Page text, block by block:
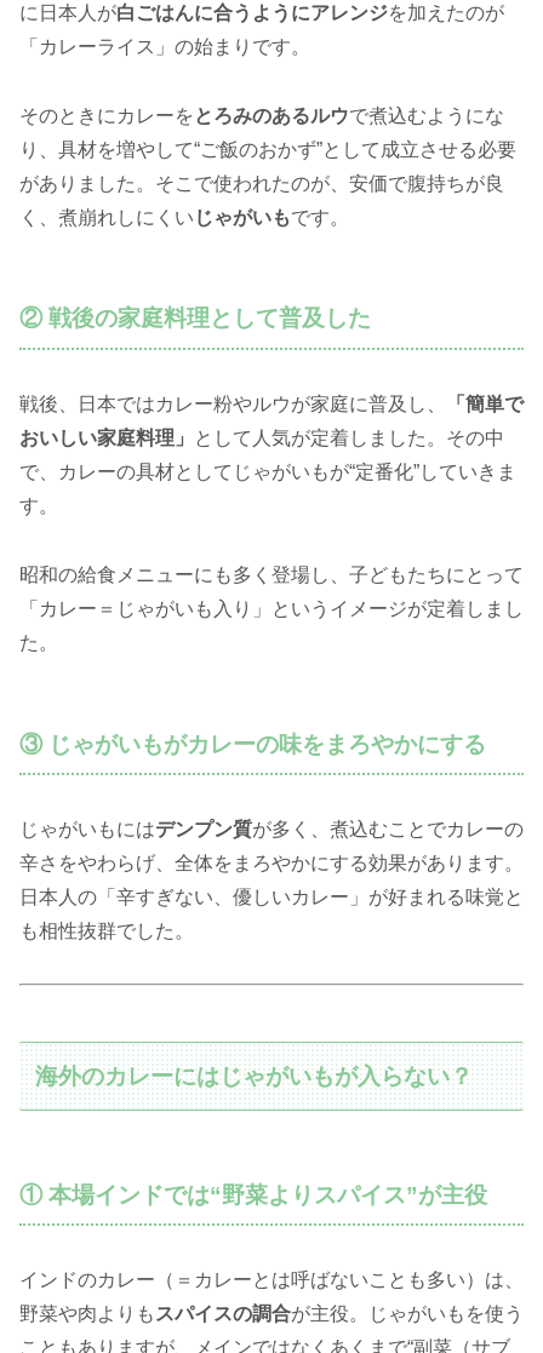
に日本人が白ごはんに合うようにアレンジを加えたのが
「カレーライス」の始まりです。
そのときにカレーを とろみのあるルウで煮込むようにな
り、具材を増やして“ご飯のおかず”として成立させる必要
がありました。そこで使われたのが、安価で腹持ちが良
く、煮崩れしにくい じゃがいもです。
② 戦後の家庭料理として普及した
戦後、日本ではカレー粉やルウが家庭に普及し、
「簡単で
おいしい家庭料理」
として人気が定着しました。その中
で、カレーの具材としてじゃがいもが“定番化”していきま
す。
昭和の給食メニューにも多く登場し、子どもたちにとって
「カレー＝じゃがいも入り」というイメージが定着しまし
た。
③ じゃがいもがカレーの味をまろやかにする
じゃがいもにはデンプン質が多く、煮込むことでカレーの
辛さをやわらげ、全体をまろやかにする効果があります。
日本人の「辛すぎない、優しいカレー」が好まれる味覚と
も相性抜群でした。
海外のカレーにはじゃがいもが入らない？
① 本場インドでは“野菜よりスパイス”が主役
インドのカレー（＝カレーとは呼ばないことも多い）は、
野菜や肉よりも スパイスの調合が主役。じゃがいもを使う
こともありますが、メインではなくあくまで“副菜（サブ